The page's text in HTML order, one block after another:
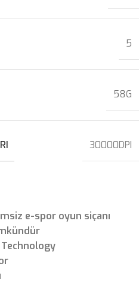
e-spor oyun siçanı
5
58G
30000DPI